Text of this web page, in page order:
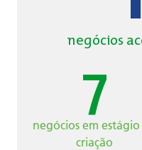
negócios
negócios em estágio
criação
7